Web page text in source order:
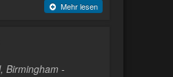
Mehr lesen
Birmingham -